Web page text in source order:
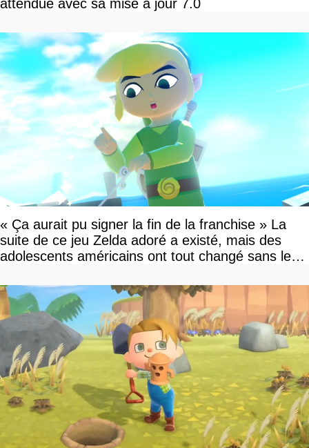
attendue avec sa mise à jour 7.0
« Ça aurait pu signer la fin de la franchise » La
suite de ce jeu Zelda adoré a existé, mais des
adolescents américains ont tout changé sans le